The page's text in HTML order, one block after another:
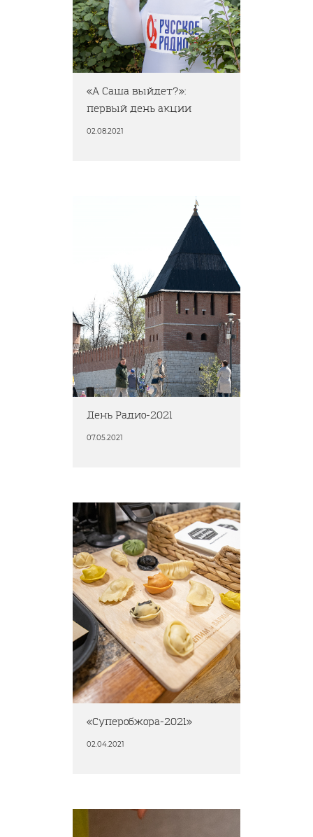
«А Саша выйдет?»:
первый день акции
02.08.2021
День Радио-2021
07.05.2021
«Суперобжора-2021»
02.04.2021